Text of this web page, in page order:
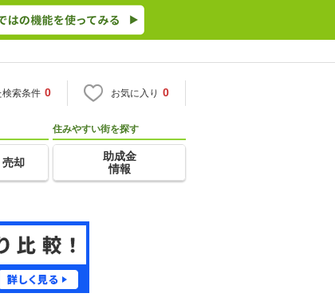
検索条件 0 お気に入り 0
売却
住みやすい街を探す
助成金
情報